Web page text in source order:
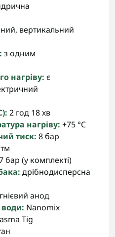
вертикальний
з одним
нагріву: є
2 год 18 хв
нагріву: +75 °C
тиск: 8 бар
бар (у комплекті)
дрібнодисперсна
анод
води: Nanomix
Tig